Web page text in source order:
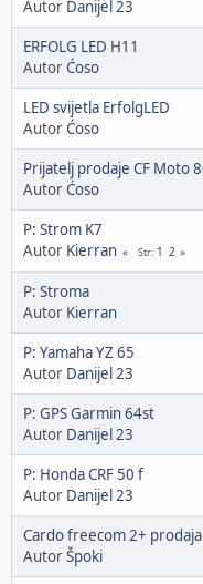
Autor Danijel 23
ERFOLG LED H11
AutorĆoso
LED svijetla ErfolgLED
AutorĆoso
Prijatelj prodaje CF Moto
AutorĆoso
P: Strom K7
Autor Kierran Str 1 2
P: Stroma
Autor Kierran
P: Yamaha YZ 65
Autor Danijel 23
P: GPS Garmin 64st
Autor Danijel 23
P: Honda CRF 50 f
Autor Danijel 23
Cardo freecom 2+ prodaja
AutorŠpoki